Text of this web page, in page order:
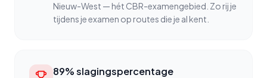
Nieuw-West — hét CBR-examengebied. Zo rij je
tijdens je examen op routes die je al kent.
89% slagingspercentage